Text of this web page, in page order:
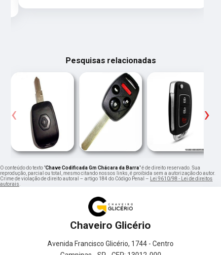
Pesquisas relacionadas
‹ ›
O conteúdo do texto "Chave Codificada Gm Chácara da Barra" é de direito reservado. Sua
reprodução, parcial ou total, mesmo citando nossos links, é proibida sem a autorização do autor.
Crime de violação de direito autoral – artigo 184 do Código Penal –
Lei 9610/98 - Lei de direitos
autorais
Chaveiro Glicério
Avenida Francisco Glicério, 1744 - Centro